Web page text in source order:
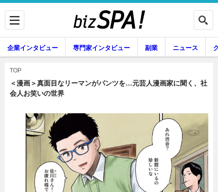
企業インタビュー 専門家インタビュー
副業 ニュース
企業インタビュー 専門家インタビュー 副業 ニュース
暮らし
TOP
＜漫画＞真面目なリーマンがパンツを…元芸人漫画家に聞く、社
会人お笑いの世界